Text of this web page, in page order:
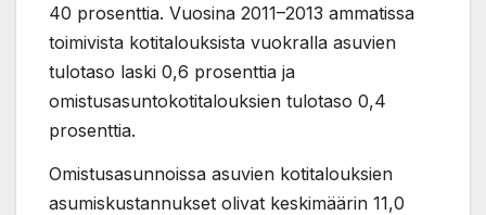
40 prosenttia. Vuosina 2011–2013 ammatissa
toimivista kotitalouksista vuokralla asuvien
tulotaso laski 0,6 prosenttia ja
omistusasuntokotitalouksien tulotaso 0,4
prosenttia.
Omistusasunnoissa asuvien kotitalouksien
asumiskustannukset olivat keskimäärin 11,0